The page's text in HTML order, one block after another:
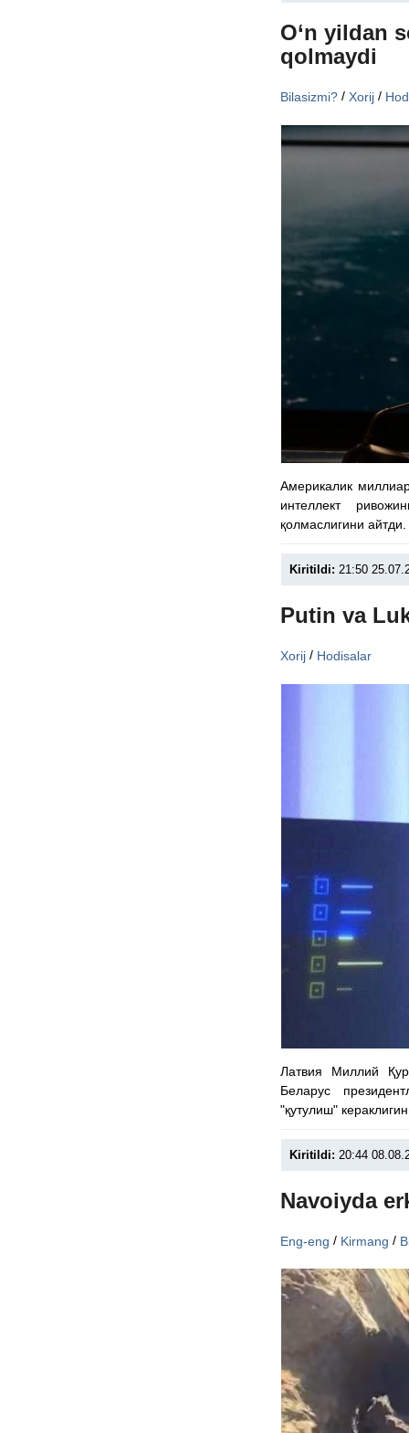
O‘n yildan
qolmaydi
Bilasizmi? /Xorij /
Америкалик
интеллект
қолмаслигини айтди.
Kiritildi: 21:50
Putin va
Xorij / Hodisalar
Латвия Миллий
Беларус
"қутулиш"
Kiritildi: 20:44
Navoiyda
Eng-eng / Kirmang /